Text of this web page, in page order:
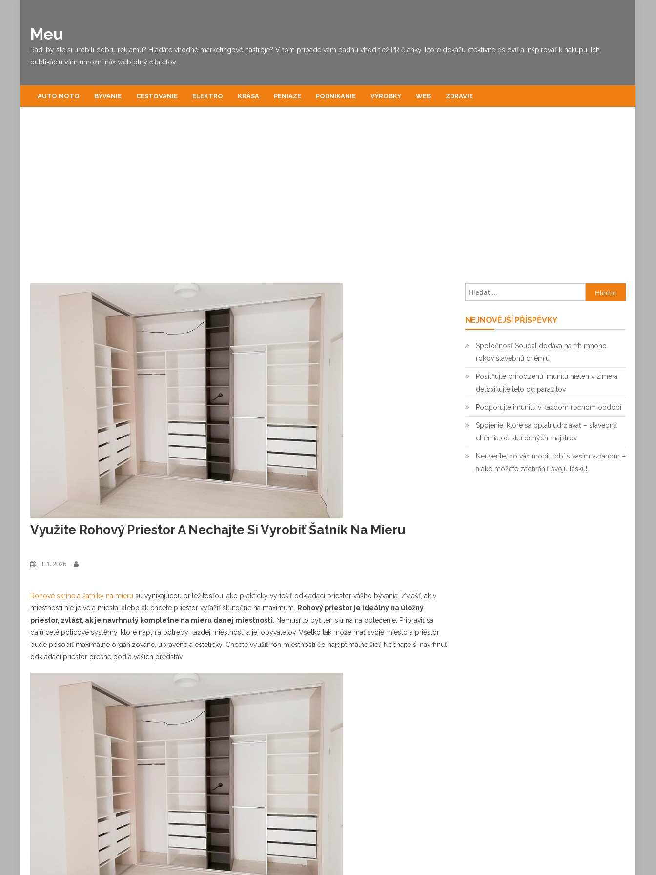
Meu
Radi by ste si urobili dobrú reklamu? Hľadáte vhodné marketingové nástroje? V tom prípade vám padnú vhod tiež PR články, ktoré dokážu efektívne osloviť a inšpirovať k nákupu. Ich
publikáciu vám umožní náš web plný čitateľov.
AUTO MOTO BÝVANIE CESTOVANIE ELEKTRO KRÁSA PENIAZE PODNIKANIE VÝROBKY WEB ZDRAVIE
Využite Rohový Priestor A Nechajte Si Vyrobiť Šatník Na Mieru
3. 1. 2026
Rohové skrine a šatníky na mieru sú vynikajúcou príležitosťou, ako prakticky vyriešiť odkladací priestor vášho bývania. Zvlášť, ak v
miestnosti nie je veľa miesta, alebo ak chcete priestor vyťažiť skutočne na maximum.
Rohový priestor je ideálny na úložný
priestor, zvlášť, ak je navrhnutý kompletne na mieru danej miestnosti. Nemusí to byť len skriňa na oblečenie. Pripraviť sa
dajú celé policové systémy, ktoré naplnia potreby každej miestnosti a jej obyvateľov. Všetko tak môže mať svoje miesto a priestor
bude pôsobiť maximálne organizovane, upravene a esteticky. Chcete využiť roh miestnosti čo najoptimálnejšie? Nechajte si navrhnúť
odkladací priestor presne podľa vašich predstáv.
Vyhledávání
NEJNOVĚJŠÍ PŘÍSPĚVKY
Spoločnosť Soudal dodáva na trh mnoho
rokov stavebnú chémiu
Posilňujte prirodzenú imunitu nielen v zime a
detoxikujte telo od parazitov
Podporujte imunitu v každom ročnom období
Spojenie, ktoré sa oplatí udržiavať – stavebná
chémia od skutočných majstrov
Neuveríte, čo váš mobil robí s vaším vzťahom –
a ako môžete zachrániť svoju lásku!